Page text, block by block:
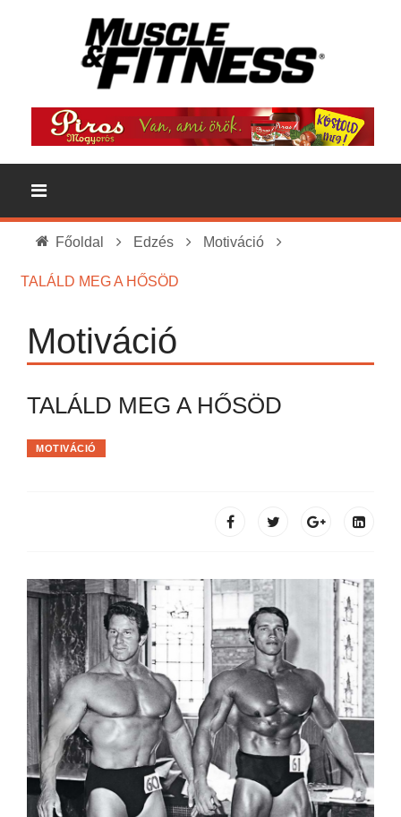
Főoldal Edzés Motiváció
TALÁLD MEG A HŐSÖD
Motiváció
TALÁLD MEG A HŐSÖD
MOTIVÁCIÓ